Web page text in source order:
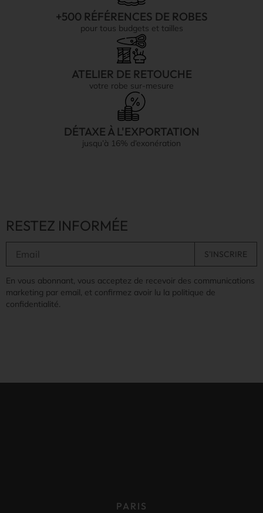
+500 RÉFÉRENCES DE ROBES
pour tous budgets et tailles
ATELIER DE RETOUCHE
votre robe sur-mesure
DÉTAXE À L'EXPORTATION
jusqu’à 16% d’exonération
RESTEZ INFORMÉE
En vous abonnant, vous acceptez de recevoir des communications
marketing par email, et confirmez avoir lu la politique de
confidentialité.
PARIS